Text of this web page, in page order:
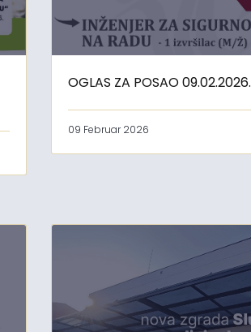
OGLAS ZA POSAO 09.02.2026.
09 Februar 2026